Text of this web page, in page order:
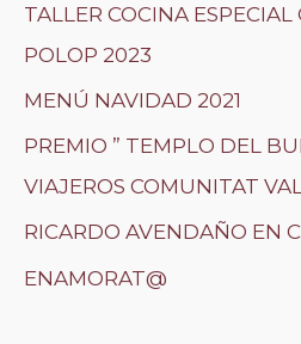
TALLER COCINA ESPECIAL
POLOP 2023
MENÚ NAVIDAD 2021
PREMIO ” TEMPLO DEL
VIAJEROS COMUNITAT
RICARDO AVENDAÑO EN
ENAMORAT@